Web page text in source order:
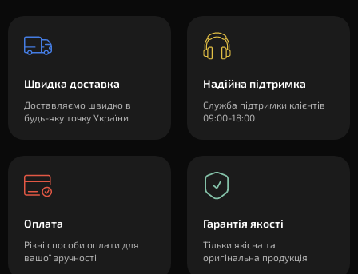
Швидка доставка
Доставляємо швидко в
будь-яку точку України
Надійна підтримка
Служба підтримки клієнтів
09:00-18:00
Оплата
Різні способи оплати для
вашої зручності
Гарантія якості
Тільки якісна та
оригінальна продукція